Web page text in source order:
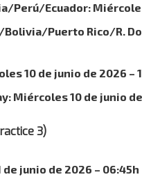
Perú/Ecuador:
Puerto Rico/R.
10 de junio de 2026 –
Miércoles 10 de junio
3)
de junio de 2026 – 06:45h